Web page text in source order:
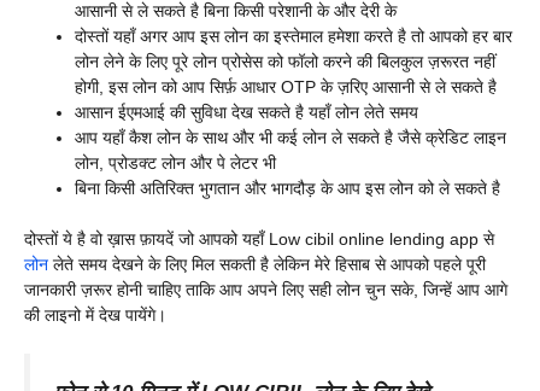
आसानी से ले सकते है बिना किसी परेशानी के और देरी के
दोस्तों यहाँ अगर आप इस लोन का इस्तेमाल हमेशा करते है तो आपको हर बार
लोन लेने के लिए पूरे लोन प्रोसेस को फॉलो करने की बिलकुल ज़रूरत नहीं
होगी, इस लोन को आप सिर्फ़ आधार OTP के ज़रिए आसानी से ले सकते है
आसान ईएमआई की सुविधा देख सकते है यहाँ लोन लेते समय
आप यहाँ कैश लोन के साथ और भी कई लोन ले सकते है जैसे क्रेडिट लाइन
लोन, प्रोडक्ट लोन और पे लेटर भी
बिना किसी अतिरिक्त भुगतान और भागदौड़ के आप इस लोन को ले सकते है
दोस्तों ये है वो ख़ास फ़ायदें जो आपको यहाँ Low cibil online lending app से
लोन लेते समय देखने के लिए मिल सकती है लेकिन मेरे हिसाब से आपको पहले पूरी
जानकारी ज़रूर होनी चाहिए ताकि आप अपने लिए सही लोन चुन सके, जिन्हें आप आगे
की लाइनो में देख पायेंगे।